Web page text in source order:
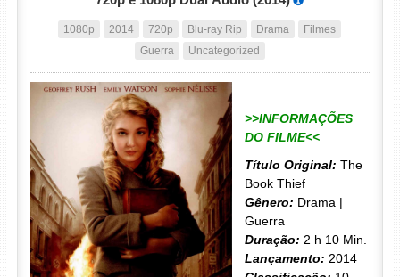
1080p 2014 720p Blu-ray Rip Drama
Filmes
Guerra
Uncategorized
>>INFORMAÇÕES
DO FILME<<
Título Original: The
Book Thief
Gênero: Drama |
Guerra
Duração: 2 h 10 Min.
Lançamento: 2014